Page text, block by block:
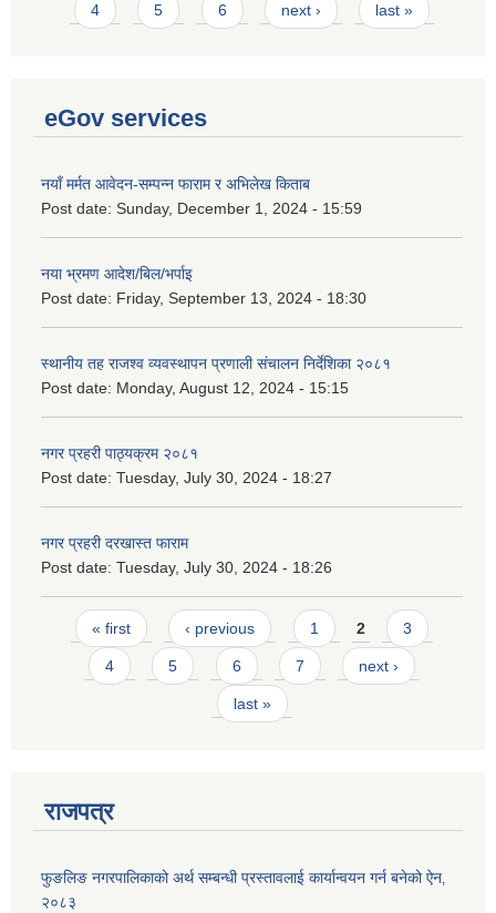
4 5 6 next › last »
eGov services
नयाँ मर्मत आवेदन-सम्पन्न फाराम र अभिलेख किताब
Post date: Sunday, December 1, 2024 - 15:59
नया भ्रमण आदेश/बिल/भर्पाइ
Post date: Friday, September 13, 2024 - 18:30
स्थानीय तह राजश्व व्यवस्थापन प्रणाली संचालन निर्देशिका २०८१
Post date: Monday, August 12, 2024 - 15:15
नगर प्रहरी पाठ्यक्रम २०८१
Post date: Tuesday, July 30, 2024 - 18:27
नगर प्रहरी दरखास्त फाराम
Post date: Tuesday, July 30, 2024 - 18:26
Pages
« first ‹ previous 1 2 3
4 5 6 7 next ›
last »
राजपत्र
फुङलिङ नगरपालिकाको अर्थ सम्बन्धी प्रस्तावलाई कार्यान्वयन गर्न बनेको ऐन‚
२०८३